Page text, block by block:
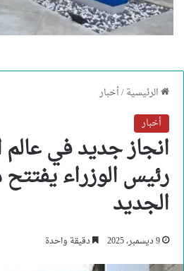
الرئيسية/أخبار
أخبار
انجاز جديد في عالم
رئيس الوزراء
الجديد
9 ديسمبر، 2025 دقيقة واحدة